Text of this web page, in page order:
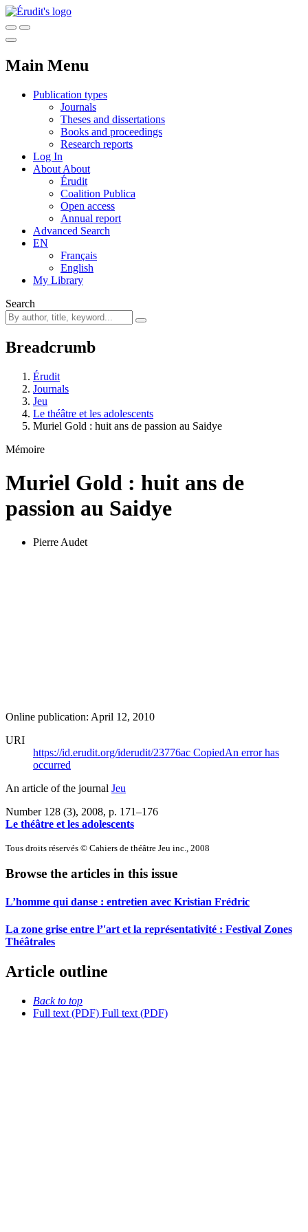
Main Menu
Publication types
Journals
Theses and dissertations
Books and proceedings
Research reports
Log In
About About
Érudit
Coalition Publica
Open access
Annual report
Advanced Search
EN
Français
English
My Library
Search
Breadcrumb
Érudit
Journals
Jeu
Le théâtre et les adolescents
Muriel Gold : huit ans de passion au Saidye
Mémoire
Muriel Gold : huit ans de
passion au Saidye
Pierre Audet
Online publication: April 12, 2010
URI
https://id.erudit.org/iderudit/23776ac CopiedAn error has
occurred
An article of the journal Jeu
Number 128 (3), 2008, p. 171–176
Le théâtre et les adolescents
Tous droits réservés © Cahiers de théâtre Jeu inc., 2008
Browse the articles in this issue
L’homme qui danse : entretien avec Kristian Frédric
La zone grise entre l’'art et la représentativité : Festival Zones
Théâtrales
Article outline
Back to top
Full text (PDF) Full text (PDF)